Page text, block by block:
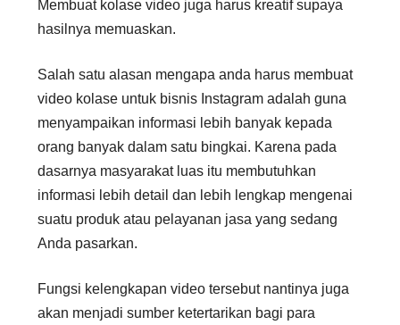
Membuat kolase video juga harus kreatif supaya
hasilnya memuaskan.
Salah satu alasan mengapa anda harus membuat
video kolase untuk bisnis Instagram adalah guna
menyampaikan informasi lebih banyak kepada
orang banyak dalam satu bingkai. Karena pada
dasarnya masyarakat luas itu membutuhkan
informasi lebih detail dan lebih lengkap mengenai
suatu produk atau pelayanan jasa yang sedang
Anda pasarkan.
Fungsi kelengkapan video tersebut nantinya juga
akan menjadi sumber ketertarikan bagi para